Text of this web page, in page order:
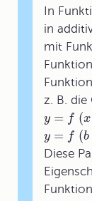
In
in
mit
z. B. die
y = f (x
y = f (b
Diese